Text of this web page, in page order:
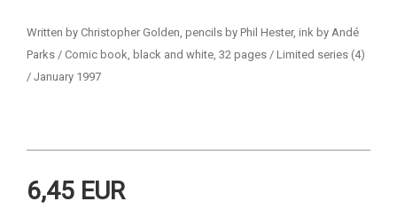
Written by Christopher Golden, pencils by Phil Hester, ink by Andé
Parks / Comic book, black and white, 32 pages / Limited series (4)
/ January 1997
6,45 EUR